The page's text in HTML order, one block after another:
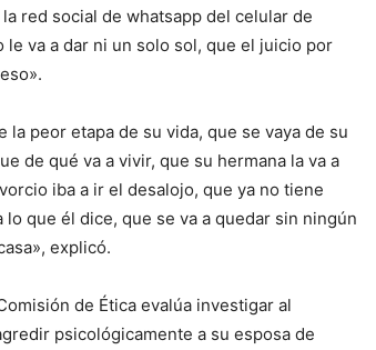
red social de whatsapp del celular de
va a dar ni un solo sol, que el juicio por
peor etapa de su vida, que se vaya de su
de qué va a vivir, que su hermana la va a
iba a ir el desalojo, que ya no tiene
que él dice, que se va a quedar sin ningún
explicó.
de Ética evalúa investigar al
psicológicamente a su esposa de